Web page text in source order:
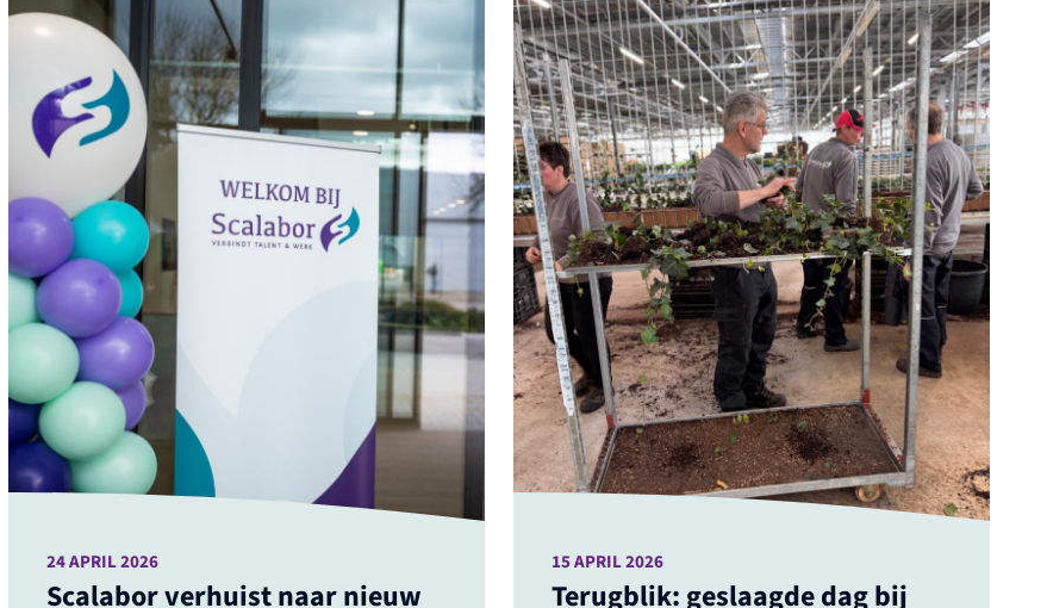
Scalabor verhuist naar nieuw
24 APRIL 2026
Terugblik: geslaagde dag bij
15 APRIL 2026